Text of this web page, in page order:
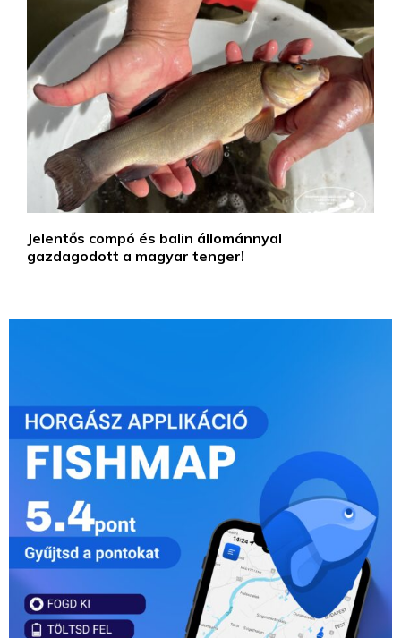
Jelentős compó és balin állománnyal
gazdagodott a magyar tenger!